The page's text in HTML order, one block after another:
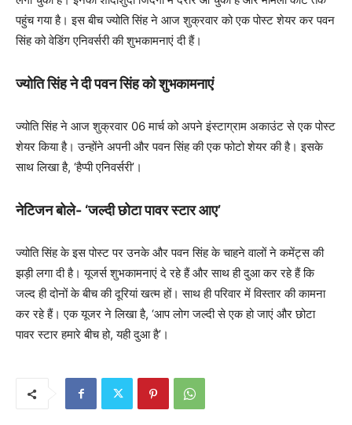
पहुंच गया है। इस बीच ज्योति सिंह ने आज शुक्रवार को एक पोस्ट शेयर कर पवन
सिंह को वेडिंग एनिवर्सरी की शुभकामनाएं दी हैं।
ज्योति सिंह ने दी पवन सिंह को शुभकामनाएं
ज्योति सिंह ने आज शुक्रवार 06 मार्च को अपने इंस्टाग्राम अकाउंट से एक पोस्ट
शेयर किया है। उन्होंने अपनी और पवन सिंह की एक फोटो शेयर की है। इसके
साथ लिखा है, ‘हैप्पी एनिवर्सरी’।
नेटिजन बोले- ‘जल्दी छोटा पावर स्टार आए’
ज्योति सिंह के इस पोस्ट पर उनके और पवन सिंह के चाहने वालों ने कमेंट्स की
झड़ी लगा दी है। यूजर्स शुभकामनाएं दे रहे हैं और साथ ही दुआ कर रहे हैं कि
जल्द ही दोनों के बीच की दूरियां खत्म हों। साथ ही परिवार में विस्तार की कामना
कर रहे हैं। एक यूजर ने लिखा है, ‘आप लोग जल्दी से एक हो जाएं और छोटा
पावर स्टार हमारे बीच हो, यही दुआ है’।